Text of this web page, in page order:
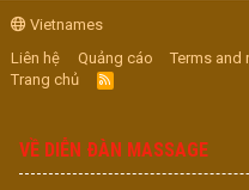
Vietnames
Liên hệ
Quảng cáo Terms and
Trang chủ
R
S
VỀ DIỄN ĐÀN MASSAGE